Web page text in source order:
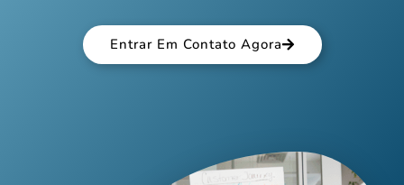
Entrar Em Contato Agora